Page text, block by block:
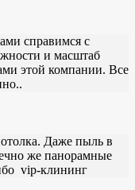
справимся с
и масштаб
этой компании. Все
Даже пыль в
же панорамные
vip-клининг